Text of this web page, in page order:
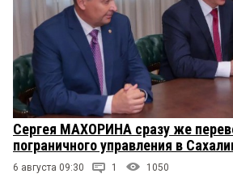
Сергея МАХОРИНА сразу же
пограничного управления в
6 августа 09:30 1 1050